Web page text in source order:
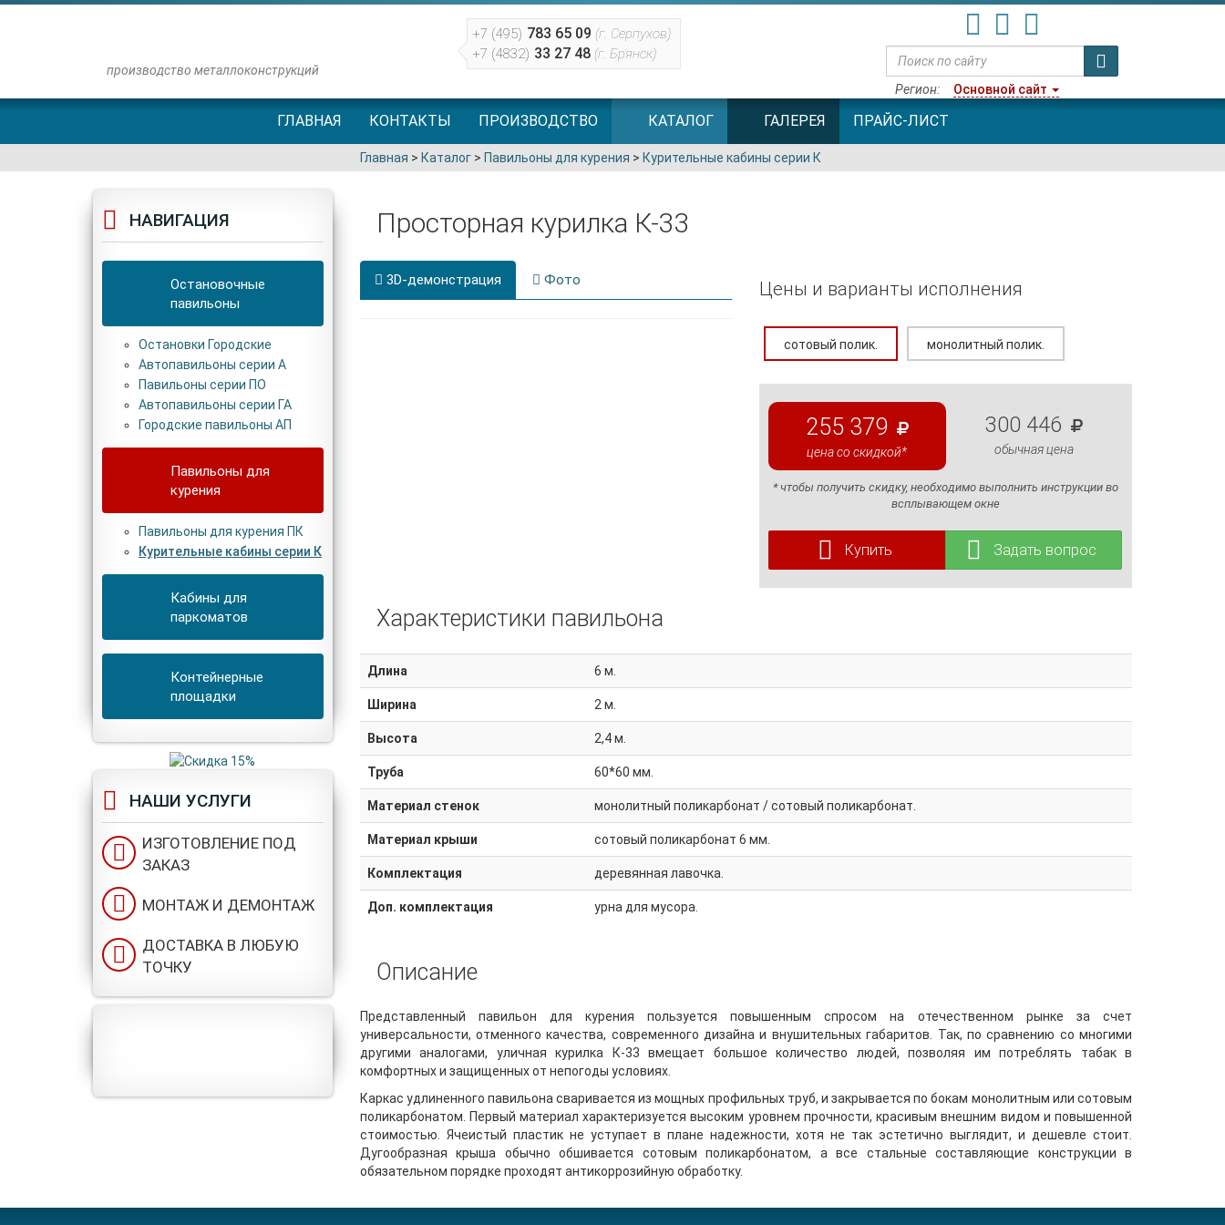
производство металлоконструкций
+7 (495) 783 65 09 (г. Серпухов)
+7 (4832) 33 27 48 (г. Брянск)
Регион: Основной сайт
ГЛАВНАЯ КОНТАКТЫ ПРОИЗВОДСТВО КАТАЛОГ ГАЛЕРЕЯ ПРАЙС-ЛИСТ
Главная > Каталог> Павильоны для курения > Курительные кабины серии К
НАВИГАЦИЯ
Остановочные
павильоны
Остановки Городские
Автопавильоны серии А
Павильоны серии ПО
Автопавильоны серии ГА
Городские павильоны АП
Павильоны для
курения
Павильоны для курения ПК
Курительные кабины серии К
Кабины для
паркоматов
Контейнерные
площадки
НАШИ УСЛУГИ
ИЗГОТОВЛЕНИЕ ПОД
ЗАКАЗ
МОНТАЖ И ДЕМОНТАЖ
ДОСТАВКА В ЛЮБУЮ
ТОЧКУ
Просторная курилка К-33
3D-демонстрация Фото Цены и варианты исполнения
сотовый полик. монолитный полик.
255 379
цена со скидкой*
300 446
обычная цена
* чтобы получить скидку, необходимо выполнить инструкции во
всплывающем окне
Купить Задать вопрос
Характеристики павильона
Длина 6 м.
Ширина 2 м.
Высота 2,4 м.
Труба 60*60 мм.
Материал стенок монолитный поликарбонат / сотовый поликарбонат.
Материал крыши сотовый поликарбонат 6 мм.
Комплектация деревянная лавочка.
Доп. комплектация урна для мусора.
Описание
Представленный павильон для курения пользуется повышенным спросом на отечественном рынке за счет
универсальности, отменного качества, современного дизайна и внушительных габаритов. Так, по сравнению со многими
другими аналогами, уличная курилка К-33 вмещает большое количество людей, позволяя им потреблять табак в
комфортных и защищенных от непогоды условиях.
Каркас удлиненного павильона сваривается из мощных профильных труб, и закрывается по бокам монолитным или сотовым
поликарбонатом. Первый материал характеризуется высоким уровнем прочности, красивым внешним видом и повышенной
стоимостью. Ячеистый пластик не уступает в плане надежности, хотя не так эстетично выглядит, и дешевле стоит.
Дугообразная крыша обычно обшивается сотовым поликарбонатом, а все стальные составляющие конструкции в
обязательном порядке проходят антикоррозийную обработку.